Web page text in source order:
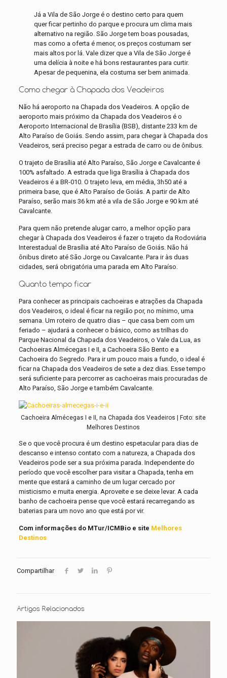
Já a Vila de São Jorge é o destino certo para quem
quer ficar pertinho do parque e procura um clima mais
alternativo na região. São Jorge tem boas pousadas,
mas como a oferta é menor, os preços costumam ser
mais altos por lá. Vale dizer que a Vila de São Jorge é
uma delícia à noite e há bons restaurantes para curtir.
Apesar de pequenina, ela costuma ser bem animada.
Como chegar à Chapada dos Veadeiros
Não há aeroporto na Chapada dos Veadeiros. A opção de
aeroporto mais próximo da Chapada dos Veadeiros é o
Aeroporto Internacional de Brasília (BSB), distante 233 km de
Alto Paraíso de Goiás. Sendo assim, para chegar à Chapada dos
Veadeiros, será preciso pegar a estrada de carro ou de ônibus.
O trajeto de Brasília até Alto Paraíso, São Jorge e Cavalcante é
100% asfaltado. A estrada que liga Brasília à Chapada dos
Veadeiros é a BR-010. O trajeto leva, em média, 3h50 até a
primeira base, que é Alto Paraíso de Goiás. A partir de Alto
Paraíso, serão mais 36 km até a vila de São Jorge e 90 km até
Cavalcante.
Para quem não pretende alugar carro, a melhor opção para
chegar à Chapada dos Veadeiros é fazer o trajeto da Rodoviária
Interestadual de Brasília até Alto Paraíso de Goiás. Não há
ônibus direto até São Jorge ou Cavalcante. Para ir às duas
cidades, será obrigatória uma parada em Alto Paraíso.
Quanto tempo ficar
Para conhecer as principais cachoeiras e atrações da Chapada
dos Veadeiros, o ideal é ficar na região por, no mínimo, uma
semana. Um roteiro de quatro dias – que casa bem com um
feriado – ajudará a conhecer o básico, como as trilhas do
Parque Nacional da Chapada dos Veadeiros, o Vale da Lua, as
Cachoeiras Almécegas I e II, a Cachoeira São Bento e a
Cachoeira do Segredo. Para ir um pouco mais a fundo, o ideal é
ficar na Chapada dos Veadeiros de sete a dez dias. Esse tempo
será suficiente para percorrer as cachoeiras mais procuradas de
Alto Paraíso, São Jorge e também Cavalcante.
Cachoeira Almécegas I e II, na Chapada dos Veadeiros | Foto: site
Melhores Destinos
Se o que você procura é um destino espetacular para dias de
descanso e intenso contato com a natureza, a Chapada dos
Veadeiros pode ser a sua próxima parada. Independente do
período que você escolher para visitar a Chapada, tenha em
mente que estará a caminho de um lugar cercado por
misticismo e muita energia. Aproveite e se deixe levar. A cada
banho de cachoeira pense que você estará recarregando as
baterias para um novo ano que está por vir.
Com informações do MTur/ICMBio e site Melhores
Destinos
Compartilhar
Artigos Relacionados